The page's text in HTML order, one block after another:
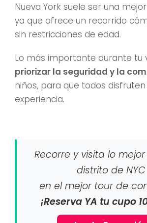
Nueva York suele ser una
ya que ofrece un recorrido
sin restricciones de edad.
Lo más importante durante tu
priorizar la seguridad y la
niños, para que todos
experiencia.
Recorre y visita lo
distrito de NYC
en el mejor tour de
¡Reserva YA tu cupo